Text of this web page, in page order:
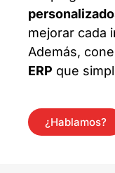
mejorar cada
Además,
ERP que
¿Hablamos?